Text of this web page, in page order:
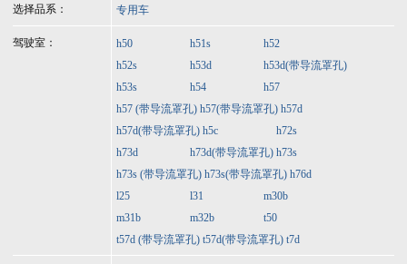
选择品系： 专用车
驾驶室： h50 h51s
h52
h52s
h53d
h53d(带导流罩孔)
h53s
h54
h57
h57 (带导流罩孔) h57(带导流罩孔) h57d
h57d(带导流罩孔) h5c
h72s
h73d
h73d(带导流罩孔) h73s
h73s (带导流罩孔) h73s(带导流罩孔) h76d
l25
l31
m30b
m31b
m32b
t50
t57d (带导流罩孔) t57d(带导流罩孔) t7d